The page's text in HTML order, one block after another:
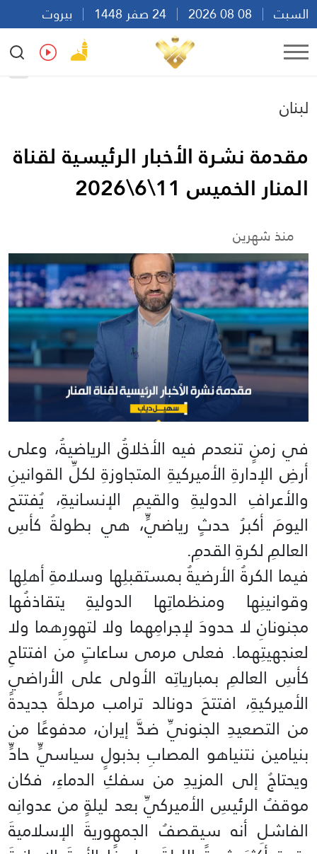
السبت
بيروت
01:12
Ar
لبنان
مقدمة نشرة الأخبار الرئيسية لقناة
المنار الخميس 11\6\2026
منذ شهرين
في زمنٍ تنعدم فيه الأخلاقُ الرياضيةُ، وعلى
أرضِ الإدارةِ الأميركيةِ المتجاوزةِ لكلِّ القوانينِ
والأعرافِ الدوليةِ والقيمِ الإنسانيةِ، يُفتتح
اليومَ أكبرُ حدثٍ رياضيٍّ، هي بطولةُ كأسِ
العالمِ لكرةِ القدمِ.
فيما الكرةُ الأرضيةُ بمستقبلِها وسلامةِ أهلِها
وقوانينِها ومنظماتِها الدوليةِ يتقاذفُها
مجنونانِ لا حدودَ لإجرامِهما ولا لتهورِهما ولا
لعنجهيتِهما. فعلى مرمى ساعاتٍ من افتتاحِ
كأسِ العالمِ بمبارياتِه الأولى على الأراضي
الأميركيةِ، افتتحَ دونالد ترامب مرحلةً جديدةً
من التصعيدِ الجنونيِّ ضدَّ إيران، مدفوعًا من
بنيامين نتنياهو المصابِ بذبولٍ سياسيٍّ حادٍّ
ويحتاجُ إلى المزيدِ من سفكِ الدماءِ، فكان
موقفُ الرئيسِ الأميركيِّ بعد ليلةٍ من عدوانِه
الفاشلِ أنه سيقصفُ الجمهوريةَ الإسلاميةَ